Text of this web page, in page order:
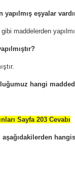
eşyalar
maddelerden
hangi
Sayfa 203 Cevabı
aşağıdakilerden